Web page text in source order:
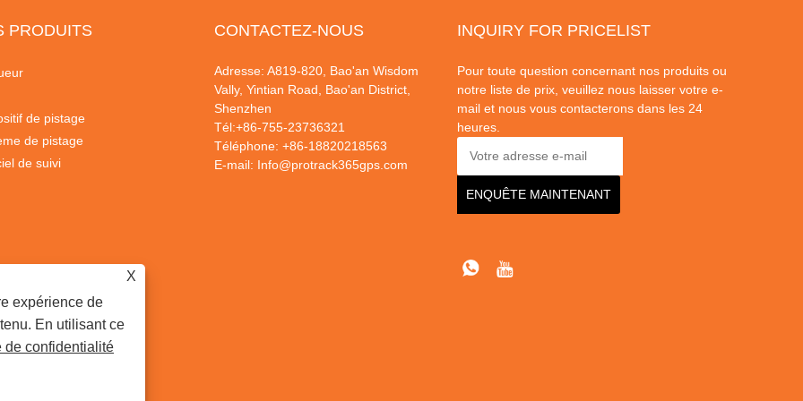
PRODUITS
de pistage
de pistage
de suivi
CONTACTEZ-NOUS
Adresse: A819-820, Bao'an Wisdom
Vally, Yintian Road, Bao'an District,
Shenzhen
Tél:+86-755-23736321
Téléphone: +86-18820218563
E-mail: Info@protrack365gps.com
INQUIRY FOR PRICELIST
Pour toute question concernant nos produits ou
notre liste de prix, veuillez nous laisser votre e-
mail et nous vous contacterons dans les 24
heures.
X
expérience de
En utilisant ce
de confidentialité